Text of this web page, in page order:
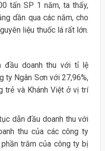
tấn SP 1 năm, ta thấy,
dần qua các năm, cho
liệu thuốc lá rất lớn.
đầu doanh thu với tỉ lệ
ty Ngân Sơn với 27,96%,
trẻ và Khánh Việt ở vị trí
dẫn đầu doanh thu với
thu của các công ty
trăm của công ty bị